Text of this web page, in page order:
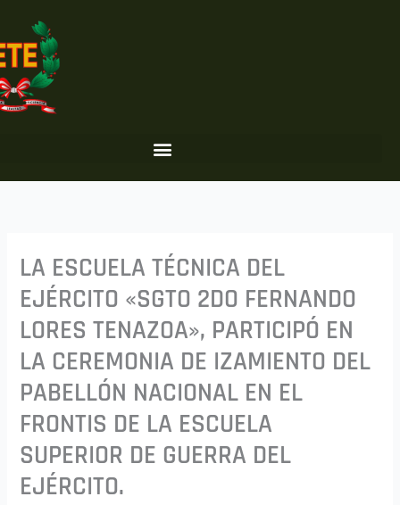
contenido
LA ESCUELA TÉCNICA DEL
EJÉRCITO «SGTO 2DO FERNANDO
LORES TENAZOA», PARTICIPÓ EN
LA CEREMONIA DE IZAMIENTO DEL
PABELLÓN NACIONAL EN EL
FRONTIS DE LA ESCUELA
SUPERIOR DE GUERRA DEL
EJÉRCITO.